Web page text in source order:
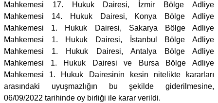
Mahkemesi 17. Hukuk Dairesi, İzmir Bölge Adliye
Mahkemesi 14. Hukuk Dairesi, Konya Bölge Adliye
Mahkemesi 1. Hukuk Dairesi, Sakarya Bölge Adliye
Mahkemesi 1. Hukuk Dairesi, İstanbul Bölge Adliye
Mahkemesi 1. Hukuk Dairesi, Antalya Bölge Adliye
Mahkemesi 1. Hukuk Dairesi ve Bursa Bölge Adliye
Mahkemesi 1. Hukuk Dairesinin kesin nitelikte kararları
arasındaki uyuşmazlığın bu şekilde giderilmesine,
06/09/2022 tarihinde oy birliği ile karar verildi.